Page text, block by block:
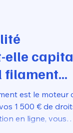
elle
filament
est le moteur
1 500 € de
en ligne, vous